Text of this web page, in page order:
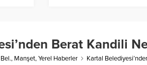
Berat Kandili
, Manşet,Yerel Haberler Kartal